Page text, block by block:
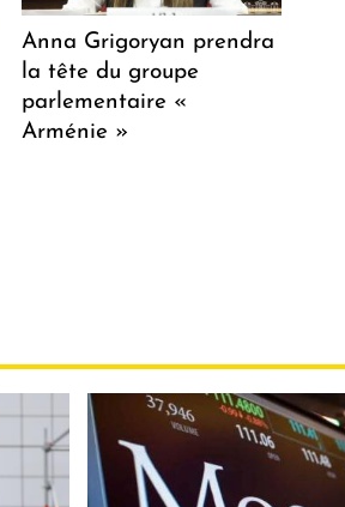
Anna Grigoryan prendra
la tête du groupe
parlementaire «
Arménie »